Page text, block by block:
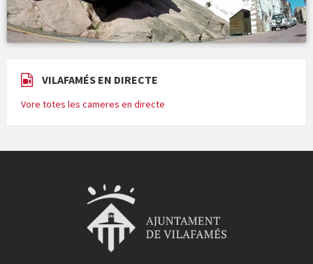
VILAFAMÉS EN DIRECTE
Vore totes les cameres en directe